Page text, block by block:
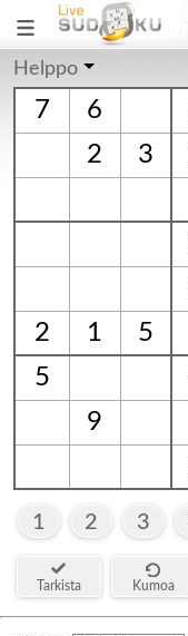
Helppo
7 6
2
3
2
1 5
5
9
1 2 3
Tarkista Kumoa